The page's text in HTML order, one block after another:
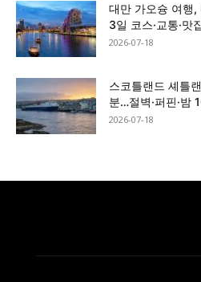
대만 가오슝 여행
3일 코스·교통·맛
2026-07-18
스코틀랜드 셰틀
분…절벽·퍼핀·밤
2026-07-18